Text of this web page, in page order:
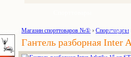
Акции и
Магазин спорттоваров №① › Спорттовары
Гантель разборная Inter